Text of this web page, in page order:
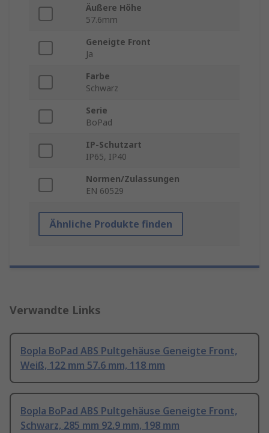
Äußere Höhe
57.6mm
Geneigte Front
Ja
Farbe
Schwarz
Serie
BoPad
IP-Schutzart
IP65, IP40
Normen/Zulassungen
EN 60529
Ähnliche Produkte finden
Verwandte Links
Bopla BoPad ABS Pultgehäuse Geneigte Front,
Weiß, 122 mm 57.6 mm, 118 mm
Bopla BoPad ABS Pultgehäuse Geneigte Front,
Schwarz, 285 mm 92.9 mm, 198 mm